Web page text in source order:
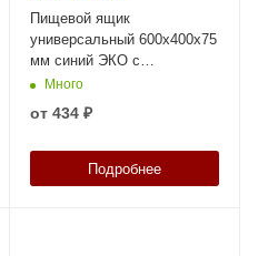
Пищевой ящик
универсальный 600х400х75
мм синий ЭКО с
перфорированными
стенками и сплошным дном
Много
от 434 ₽
Подробнее